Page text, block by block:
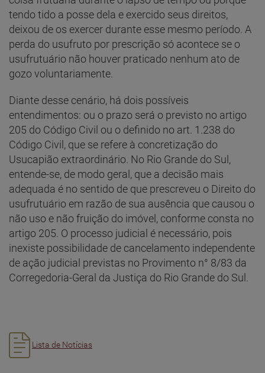
tendo tido a posse dela e exercido seus direitos,
deixou de os exercer durante esse mesmo período. A
perda do usufruto por prescrição só acontece se o
usufrutuário não houver praticado nenhum ato de
gozo voluntariamente.
Diante desse cenário, há dois possíveis
entendimentos: ou o prazo será o previsto no artigo
205 do Código Civil ou o definido no art. 1.238 do
Código Civil, que se refere à concretização do
Usucapião extraordinário. No Rio Grande do Sul,
entende-se, de modo geral, que a decisão mais
adequada é no sentido de que prescreveu o Direito do
usufrutuário em razão de sua ausência que causou o
não uso e não fruição do imóvel, conforme consta no
artigo 205. O processo judicial é necessário, pois
inexiste possibilidade de cancelamento independente
de ação judicial previstas no Provimento n° 8/83 da
Corregedoria-Geral da Justiça do Rio Grande do Sul.
Lista de Notícias